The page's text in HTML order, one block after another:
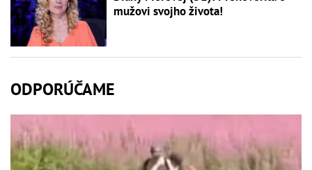
mužovi svojho života!
ODPORÚČAME